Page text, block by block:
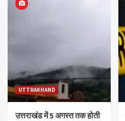
UTTRAKHAND
उत्तराखंड में 5 अगस्त तक होती